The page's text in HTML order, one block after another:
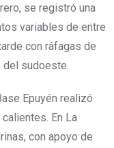
se registró una
variables de entre
con ráfagas de
del sudoeste.
Epuyén realizó
En La
con apoyo de